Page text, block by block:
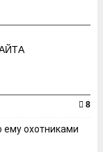
8
ему охотниками